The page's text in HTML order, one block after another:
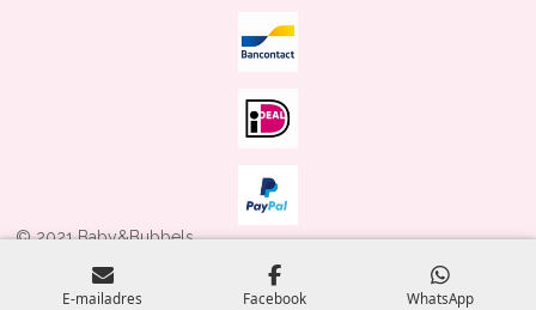
© 2021 Baby&Bubbels
Powered byJouwWeb
E-mailadres Facebook WhatsApp